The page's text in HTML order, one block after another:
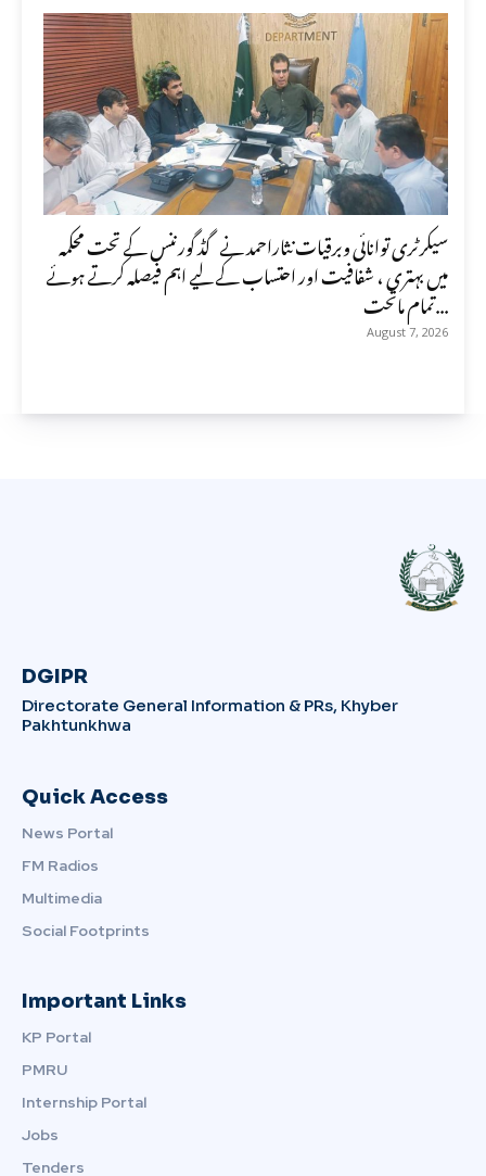
سیکرٹری توانائی وبرقیات نثاراحمد نے گڈ گورننس کے تحت محکمہ
میں بہتری ، شفافیت اور احتساب کے لیے اہم فیصلہ کرتے ہوئے
تمام ماتحت...
August 7, 2026
DGIPR
Directorate General Information & PRs, Khyber
Pakhtunkhwa
Quick Access
News Portal
FM Radios
Multimedia
Social Footprints
Important Links
KP Portal
PMRU
Internship Portal
Jobs
Tenders